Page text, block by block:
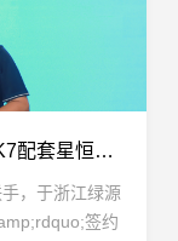
绿源加盟“恒星伙伴计划”！新车K5、K7配套星恒锂电池重磅发布！
，于浙江绿源
签约